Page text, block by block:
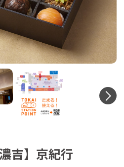
吉】京紀行